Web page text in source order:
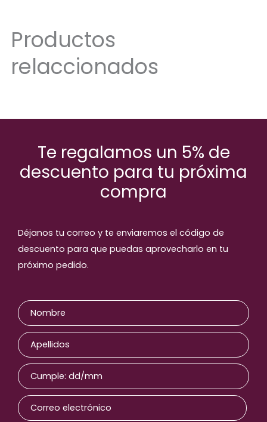
Productos
relaccionados
Te regalamos un 5% de
descuento para tu próxima
compra
Déjanos tu correo y te enviaremos el código de
descuento para que puedas aprovecharlo en tu
próximo pedido.